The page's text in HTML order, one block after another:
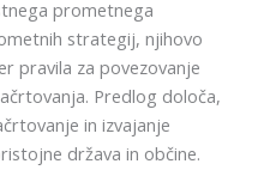
prometnega
strategij, njihovo
pravila za povezovanje
Predlog določa,
in izvajanje
država in občine.